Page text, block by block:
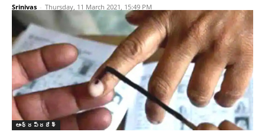
Srinivas - Thursday, 11 March 2021, 15:49 PM
ఆంధ్రప్రదేశ్‌